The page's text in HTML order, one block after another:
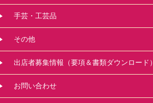
手芸・工芸品
その他
出店者募集情報（要項＆書類ダウンロード）
お問い合わせ